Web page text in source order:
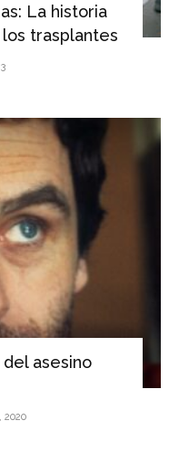
La historia
trasplantes
asesino
2020